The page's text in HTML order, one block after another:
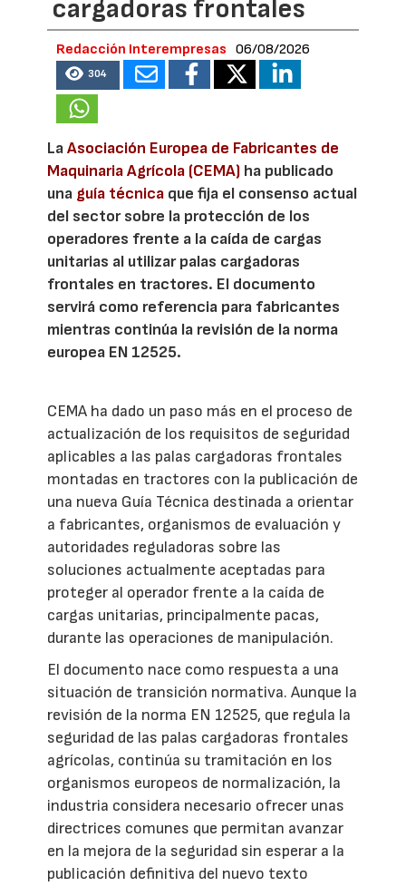
cargadoras frontales
Redacción Interempresas 06/08/2026
304
LaAsociación Europea de Fabricantes de
Maquinaria Agrícola (CEMA) ha publicado
una guía técnica que fija el consenso actual
del sector sobre la protección de los
operadores frente a la caída de cargas
unitarias al utilizar palas cargadoras
frontales en tractores. El documento
servirá como referencia para fabricantes
mientras continúa la revisión de la norma
europea EN 12525.
CEMA ha dado un paso más en el proceso de
actualización de los requisitos de seguridad
aplicables a las palas cargadoras frontales
montadas en tractores con la publicación de
una nueva Guía Técnica destinada a orientar
a fabricantes, organismos de evaluación y
autoridades reguladoras sobre las
soluciones actualmente aceptadas para
proteger al operador frente a la caída de
cargas unitarias, principalmente pacas,
durante las operaciones de manipulación.
El documento nace como respuesta a una
situación de transición normativa. Aunque la
revisión de la norma EN 12525, que regula la
seguridad de las palas cargadoras frontales
agrícolas, continúa su tramitación en los
organismos europeos de normalización, la
industria considera necesario ofrecer unas
directrices comunes que permitan avanzar
en la mejora de la seguridad sin esperar a la
publicación definitiva del nuevo texto